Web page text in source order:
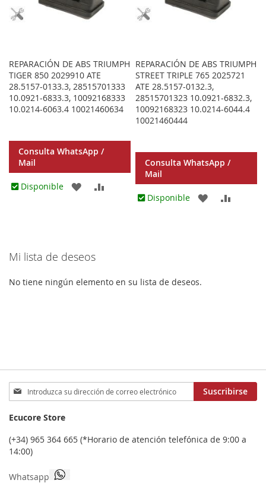
REPARACIÓN DE ABS TRIUMPH
TIGER 850 2029910 ATE
28.5157-0133.3, 28515701333
10.0921-6833.3, 10092168333
10.0214-6063.4 10021460634
Consulta WhatsApp /
Mail
Disponible
AGREGARAÑADIR
REPARACIÓN DE ABS TRIUMPH
STREET TRIPLE 765 2025721
ATE 28.5157-0132.3,
28515701323 10.0921-6832.3,
10092168323 10.0214-6044.4
10021460444
Consulta WhatsApp /
Mail
Disponible
AGREGAR
Mi lista de deseos
No tiene ningún elemento en su lista de deseos.
Inscríbase
a
boletín
de
noticias:
Suscribirse
Ecucore Store
(+34) 965 364 665 (*Horario de atención telefónica de 9:00 a
14:00)
Whatsapp